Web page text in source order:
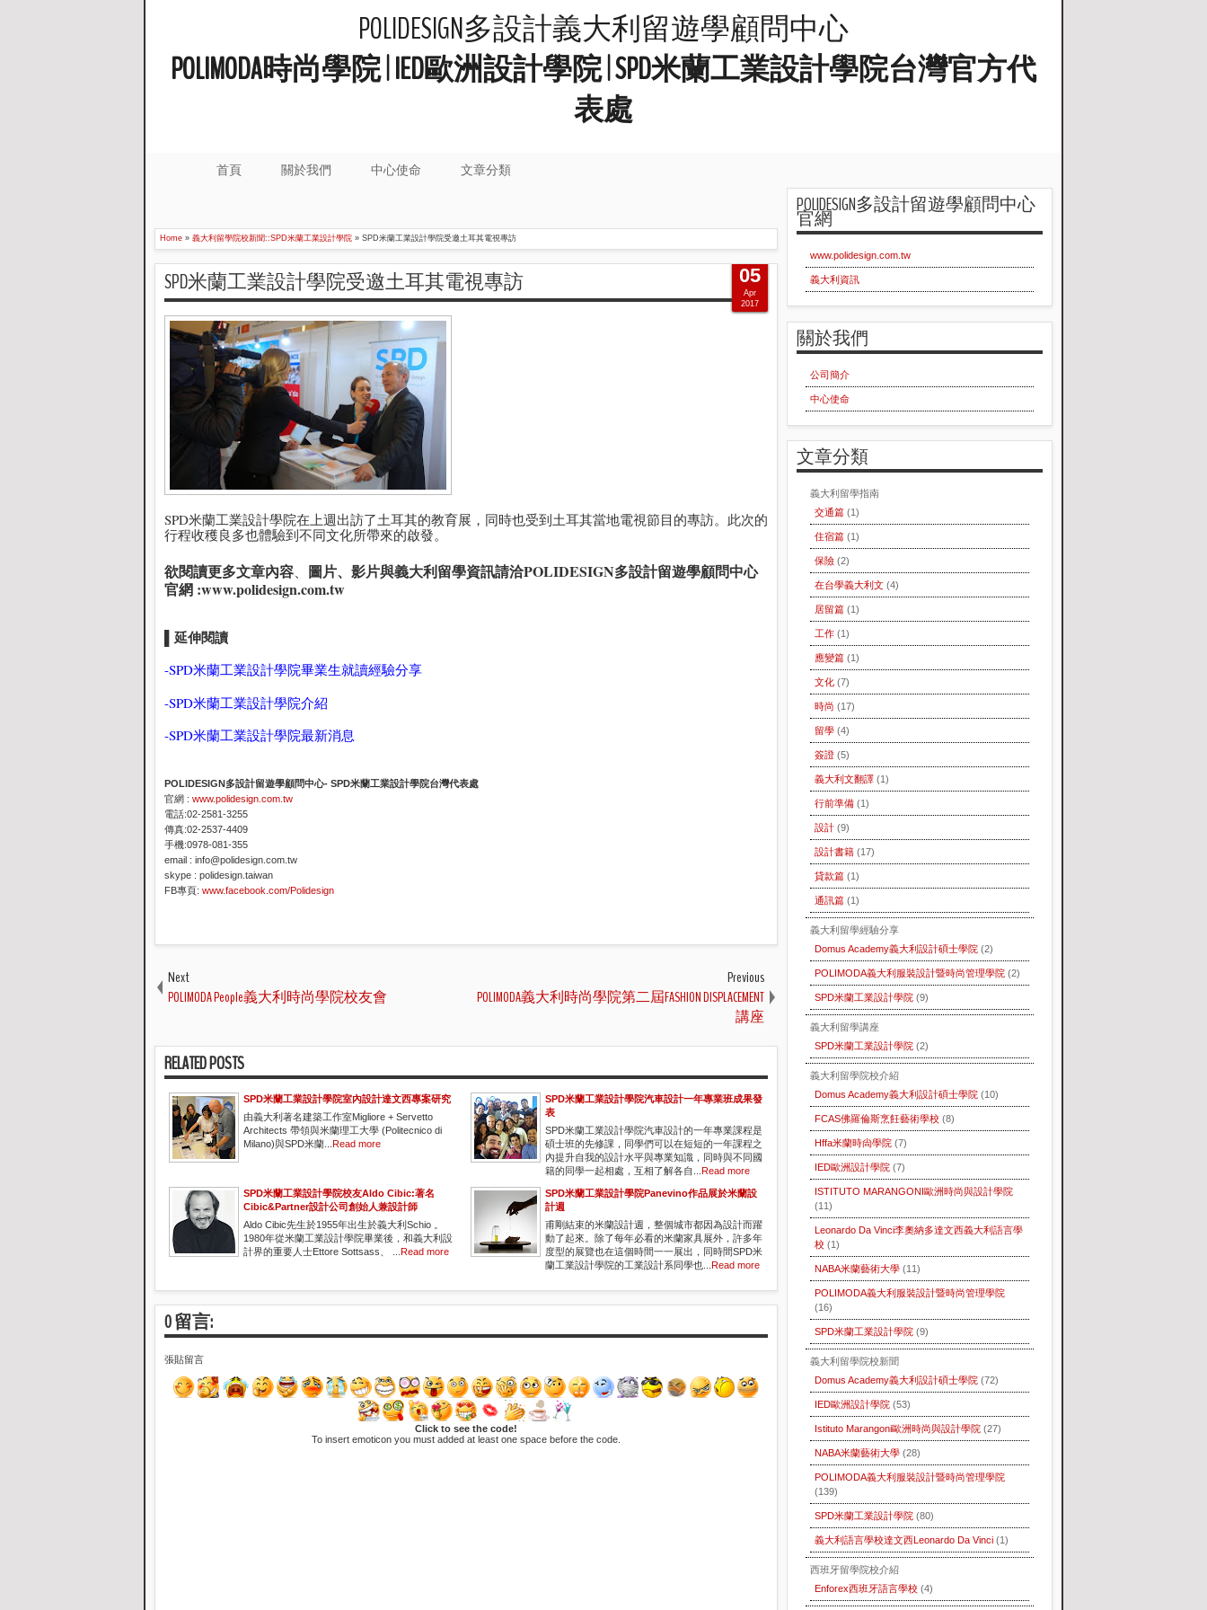
POLIDESIGN多設計義大利留遊學顧問中心
POLIMODA時尚學院 | IED歐洲設計學院 | SPD米蘭工業設計學院台灣官方代
表處
首頁 關於我們 中心使命 文章分類
Home » 義大利留學院校新聞::SPD米蘭工業設計學院 » SPD米蘭工業設計學院受邀土耳其電視專訪
SPD米蘭工業設計學院受邀土耳其電視專訪
SPD米蘭工業設計學院在上週出訪了土耳其的教育展，同時也受到土耳其當地電視節目的專訪。此次的
行程收穫良多也體驗到不同文化所帶來的啟發。
欲閱讀更多文章內容 圖片、影片與義大利留學資訊請洽POLIDESIGN多設計留遊學顧問中心
官網 :www.polidesign.com.tw
延伸閱讀
-SPD米蘭工業設計學院畢業生就讀經驗分享
-SPD米蘭工業設計學院介紹
-SPD米蘭工業設計學院最新消息
POLIDESIGN多設計留遊學顧問中心- SPD米蘭工業設計學院台灣代表處
官網 : www.polidesign.com.tw
電話:02-2581-3255
傳真:02-2537-4409
手機:0978-081-355
email : info@polidesign.com.tw
skype : polidesign.taiwan
FB專頁: www.facebook.com/Polidesign
05
Apr
2017
Next
POLIMODA People義大利時尚學院校友會
Previous
POLIMODA義大利時尚學院第二屆FASHION DISPLACEMENT
講座
RELATED POSTS
SPD米蘭工業設計學院室內設計達文西專案研究
由義大利著名建築工作室Migliore + Servetto
Architects 帶領與米蘭理工大學 (Politecnico di
Milano)與SPD米蘭... Read more
SPD米蘭工業設計學院汽車設計一年專業班成果發
表
SPD米蘭工業設計學院汽車設計的一年專業課程是
碩士班的先修課，同學們可以在短短的一年課程之
內提升自我的設計水平與專業知識，同時與不同國
籍的同學一起相處，互相了解各自... Read more
SPD米蘭工業設計學院校友Aldo Cibic:著名
Cibic&Partner設計公司創始人兼設計師
Aldo Cibic先生於1955年出生於義大利Schio 。
1980年從米蘭工業設計學院畢業後，和義大利設
計界的重要人士Ettore Sottsass、 ... Read more
SPD米蘭工業設計學院Panevino作品展於米蘭設
計週
甫剛結束的米蘭設計週，整個城市都因為設計而躍
動了起來。除了每年必看的米蘭家具展外，許多年
度型的展覽也在這個時間一一展出，同時間SPD米
蘭工業設計學院的工業設計系同學也... Read more
0 留言:
張貼留言
Click to see the code!
To insert emoticon you must added at least one space before the code.
POLIDESIGN多設計留遊學顧問中心
官網
www.polidesign.com.tw
義大利資訊
關於我們
公司簡介
中心使命
文章分類
義大利留學指南
交通篇 (1)
住宿篇 (1)
保險 (2)
在台學義大利文 (4)
居留篇 (1)
工作 (1)
應變篇 (1)
文化 (7)
時尚 (17)
留學 (4)
簽證 (5)
義大利文翻譯 (1)
行前準備 (1)
設計 (9)
設計書籍 (17)
貸款篇 (1)
通訊篇 (1)
義大利留學經驗分享
Domus Academy義大利設計碩士學院 (2)
POLIMODA義大利服裝設計暨時尚管理學院 (2)
SPD米蘭工業設計學院 (9)
義大利留學講座
SPD米蘭工業設計學院 (2)
義大利留學院校介紹
Domus Academy義大利設計碩士學院 (10)
FCAS佛羅倫斯烹飪藝術學校 (8)
Hffa米蘭時尙學院 (7)
IED歐洲設計學院 (7)
ISTITUTO MARANGONI歐洲時尚與設計學院
(11)
Leonardo Da Vinci李奧納多達文西義大利語言學
校 (1)
NABA米蘭藝術大學 (11)
POLIMODA義大利服裝設計暨時尚管理學院
(16)
SPD米蘭工業設計學院 (9)
義大利留學院校新聞
Domus Academy義大利設計碩士學院 (72)
IED歐洲設計學院 (53)
Istituto Marangoni歐洲時尚與設計學院 (27)
NABA米蘭藝術大學 (28)
POLIMODA義大利服裝設計暨時尚管理學院
(139)
SPD米蘭工業設計學院 (80)
義大利語言學校達文西Leonardo Da Vinci (1)
西班牙留學院校介紹
Enforex西班牙語言學校 (4)